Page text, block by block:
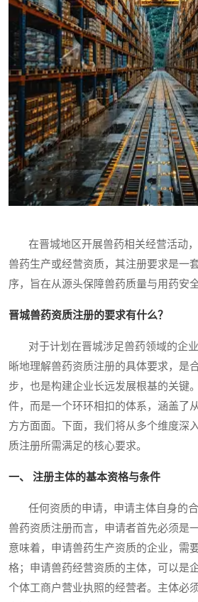
在晋城地区开展兽药相关经营活动，
兽药生产或经营资质，其注册要求是一
序，旨在从源头保障兽药质量与用药安全
晋城兽药资质注册的要求有什么？
对于计划在晋城涉足兽药领域的企业
晰地理解兽药资质注册的具体要求，是
步，也是构建企业长远发展根基的关键
件，而是一个环环相扣的体系，涵盖了
方方面面。下面，我们将从多个维度深
质注册所需满足的核心要求。
一、 注册主体的基本资格与条件
任何资质的申请，申请主体自身的合
兽药资质注册而言，申请者首先必须是
意味着，申请兽药生产资质的企业，需
格；申请兽药经营资质的主体，可以是
个体工商户营业执照的经营者。主体必